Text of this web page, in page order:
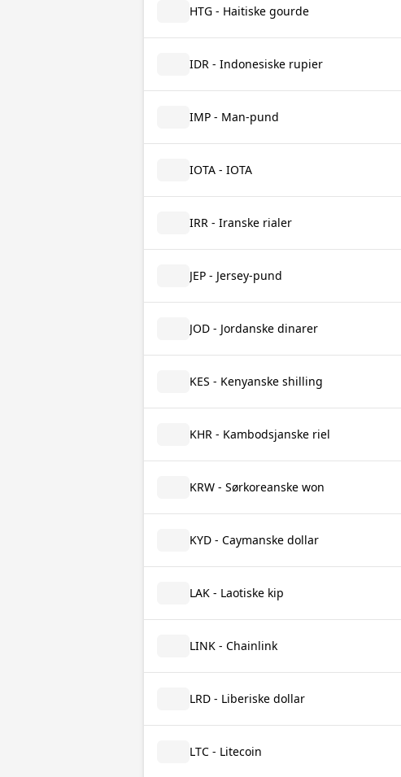
HTG - Haitiske gourde
IDR - Indonesiske rupier
IMP - Man-pund
IOTA - IOTA
IRR - Iranske rialer
JEP - Jersey-pund
JOD - Jordanske dinarer
KES - Kenyanske shilling
KHR - Kambodsjanske riel
KRW - Sørkoreanske won
KYD - Caymanske dollar
LAK - Laotiske kip
LINK - Chainlink
LRD - Liberiske dollar
LTC - Litecoin